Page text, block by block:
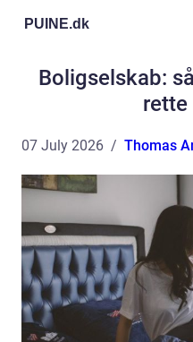
PUINE.dk
Boligselskab:
rette
07 July 2026 Thomas